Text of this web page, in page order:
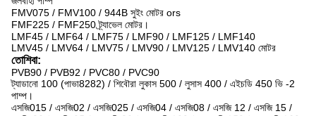
FMV075 / FMV100 / 944B সুইং মোটর ors
FMF225 / FMF250 ট্র্যাভেল মোটর।
LMF45 / LMF64 / LMF75 / LMF90 / LMF125 / LMF140
LMV45 / LMV64 / LMV75 / LMV90 / LMV125 / LMV140 মোটর
তোশিবা:
PVB90 / PVB92 / PVC80 / PVC90
ট্যাডানো 100 (পাভা8282) / শিবৌরা লুকাস 500 / লুসাস 400 / এইচডি 450 ভি -2
পাম্প।
এসজি015 / এসজি02 / এসজি025 / এসজি04 / এসজি08 / এসজি 12 / এসজি 15 /